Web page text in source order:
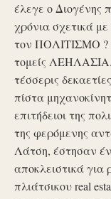
έλεγε ο Διογένης
χρόνια σχετικά
τον ΠΟΛΙΤΙΣΜΟ ?
τομείς
τέσσερις
πίστα
επιτήδειοι της
της φερόμενης
Λάτση, έστησαν
αποκλειστικά για
πλιάτσικου real